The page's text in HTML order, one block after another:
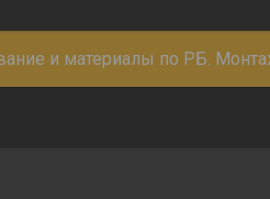
и материалы по РБ.